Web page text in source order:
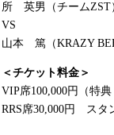
所 英男（チームZST
VS
山本 篤（KRAZY
＜チケット料金＞
VIP席100,000円（特
RRS席30,000円 スタ